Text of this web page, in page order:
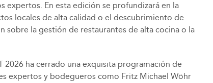
expertos. En esta edición se profundizará en la
locales de alta calidad o el descubrimiento de
sobre la gestión de restaurantes de alta cocina o la
2026 ha cerrado una exquisita programación de
expertos y bodegueros como Fritz Michael Wöhr